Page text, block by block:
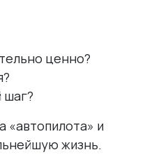
ценно?
«автопилота» и
жизнь.